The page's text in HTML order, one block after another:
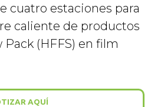
cuatro estaciones para
caliente de productos
(HFFS) en film
AQUÍ